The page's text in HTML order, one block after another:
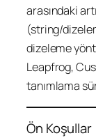
arasındaki
(string/
dizeleme
Leapfrog,
tanımlama
Ön Koşullar